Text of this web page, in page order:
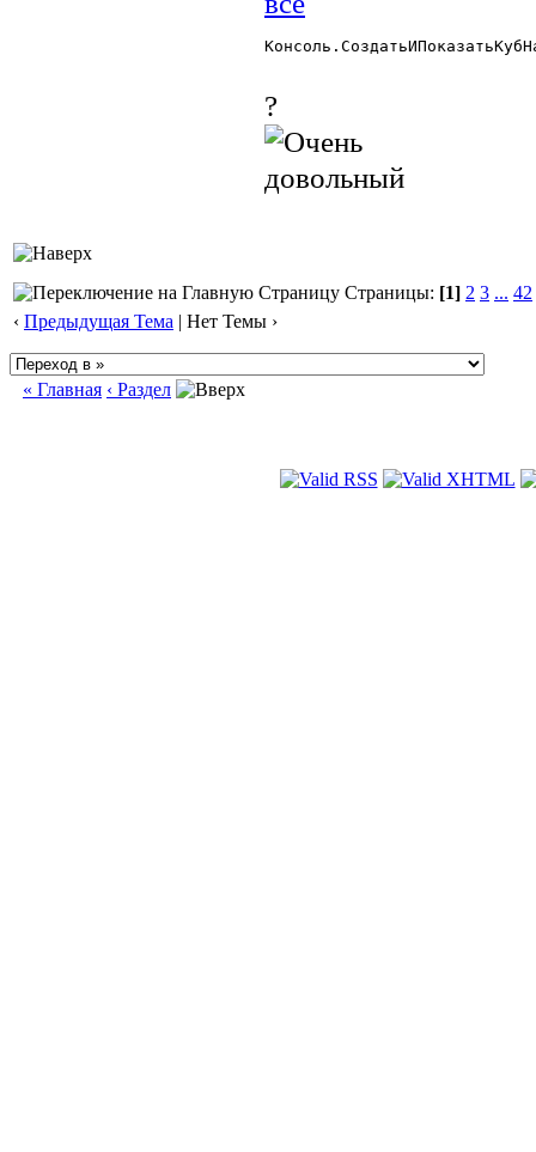
?
Страницы: [1] 2 3 ... 42
‹ Предыдущая Тема | Нет Темы ›
« Главная ‹ Раздел